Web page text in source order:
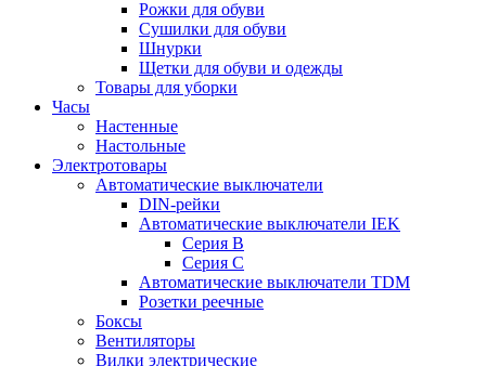
Рожки для обуви
Сушилки для обуви
Шнурки
Щетки для обуви и одежды
Товары для уборки
Часы
Настенные
Настольные
Электротовары
Автоматические выключатели
DIN-рейки
Автоматические выключатели IEK
Серия B
Серия С
Автоматические выключатели TDM
Розетки реечные
Боксы
Вентиляторы
Вилки электрические